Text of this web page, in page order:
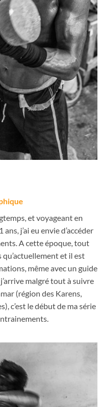
et voyageant en
j’ai eu envie d’accéder
A cette époque, tout
qu’actuellement et il est
même avec un guide
malgré tout à suivre
(région des Karens,
c’est le début de ma série